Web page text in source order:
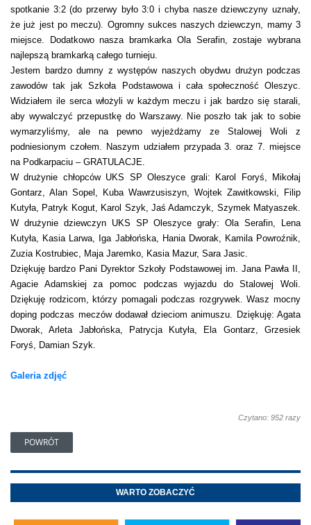
spotkanie 3:2 (do przerwy było 3:0 i chyba nasze dziewczyny uznały,
że już jest po meczu). Ogromny sukces naszych dziewczyn, mamy 3
miejsce. Dodatkowo nasza bramkarka Ola Serafin, zostaje wybrana
najlepszą bramkarką całego turnieju.
Jestem bardzo dumny z występów naszych obydwu drużyn podczas
zawodów tak jak Szkoła Podstawowa i cała społeczność Oleszyc.
Widziałem ile serca włożyli w każdym meczu i jak bardzo się starali,
aby wywalczyć przepustkę do Warszawy. Nie poszło tak jak to sobie
wymarzyliśmy, ale na pewno wyjeżdżamy ze Stalowej Woli z
podniesionym czołem. Naszym udziałem przypada 3. oraz 7. miejsce
na Podkarpaciu – GRATULACJE.
W drużynie chłopców UKS SP Oleszyce grali: Karol Foryś, Mikołaj
Gontarz, Alan Sopel, Kuba Wawrzusiszyn, Wojtek Zawitkowski, Filip
Kutyła, Patryk Kogut, Karol Szyk, Jaś Adamczyk, Szymek Matyaszek.
W drużynie dziewczyn UKS SP Oleszyce grały: Ola Serafin, Lena
Kutyła, Kasia Larwa, Iga Jabłońska, Hania Dworak, Kamila Powroźnik,
Zuzia Kostrubiec, Maja Jaremko, Kasia Mazur, Sara Jasic.
Dziękuję bardzo Pani Dyrektor Szkoły Podstawowej im. Jana Pawła II,
Agacie Adamskiej za pomoc podczas wyjazdu do Stalowej Woli.
Dziękuję rodzicom, którzy pomagali podczas rozgrywek. Wasz mocny
doping podczas meczów dodawał dzieciom animuszu. Dziękuję: Agata
Dworak, Arleta Jabłońska, Patrycja Kutyła, Ela Gontarz, Grzesiek
Foryś, Damian Szyk.
Galeria zdjęć
Czytano: 952 razy
POWRÓT
WARTO ZOBACZYĆ